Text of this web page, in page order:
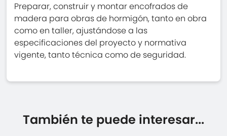
Preparar, construir y montar encofrados de
madera para obras de hormigón, tanto en obra
como en taller, ajustándose a las
especificaciones del proyecto y normativa
vigente, tanto técnica como de seguridad.
También te puede interesar...